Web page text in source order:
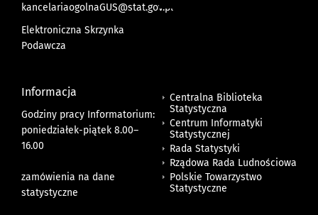
kancelariaogolnaGUS@stat.gov.pl
Elektroniczna Skrzynka
Podawcza
Informacja
Godziny pracy Informatorium:
poniedziałek-piątek 8.00–
16.00
zamówienia na dane
statystyczne
Centralna Biblioteka
Statystyczna
Centrum Informatyki
Statystycznej
Rada Statystyki
Rządowa Rada Ludnościowa
Polskie Towarzystwo
Statystyczne